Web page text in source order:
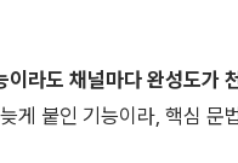
이라도 채널마다 완성도가
게 붙인 기능이라, 핵심 문